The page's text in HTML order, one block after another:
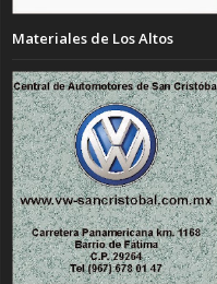
Materiales de Los Altos